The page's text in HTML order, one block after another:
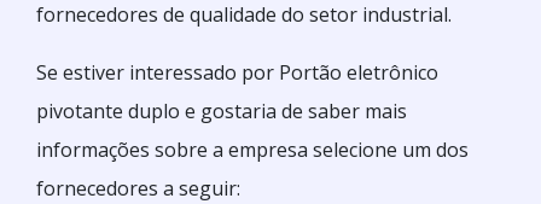
fornecedores de qualidade do setor industrial.
Se estiver interessado por Portão eletrônico
pivotante duplo e gostaria de saber mais
informações sobre a empresa selecione um dos
fornecedores a seguir: